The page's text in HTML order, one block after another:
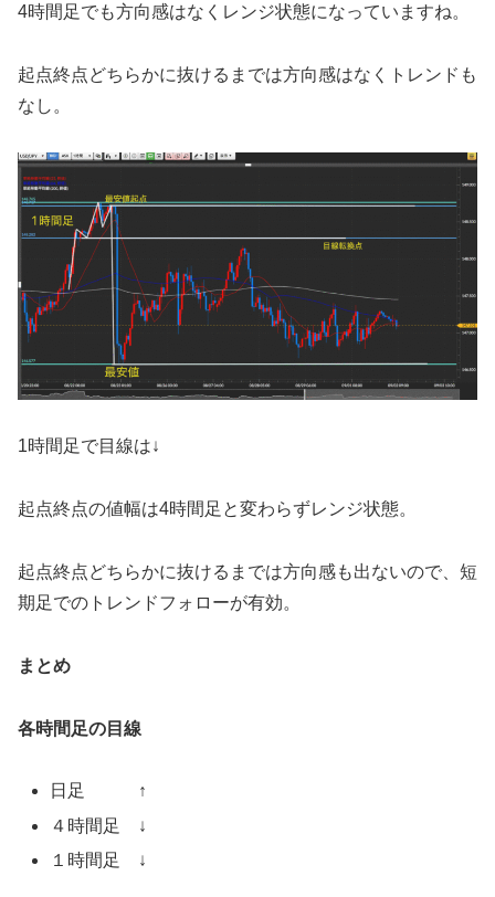
4時間足でも方向感はなくレンジ状態になっていますね。
起点終点どちらかに抜けるまでは方向感はなくトレンドも
なし。
1時間足で目線は↓
起点終点の値幅は4時間足と変わらずレンジ状態。
起点終点どちらかに抜けるまでは方向感も出ないので、短
期足でのトレンドフォローが有効。
まとめ
各時間足の目線
日足 ↑
４時間足 ↓
１時間足 ↓